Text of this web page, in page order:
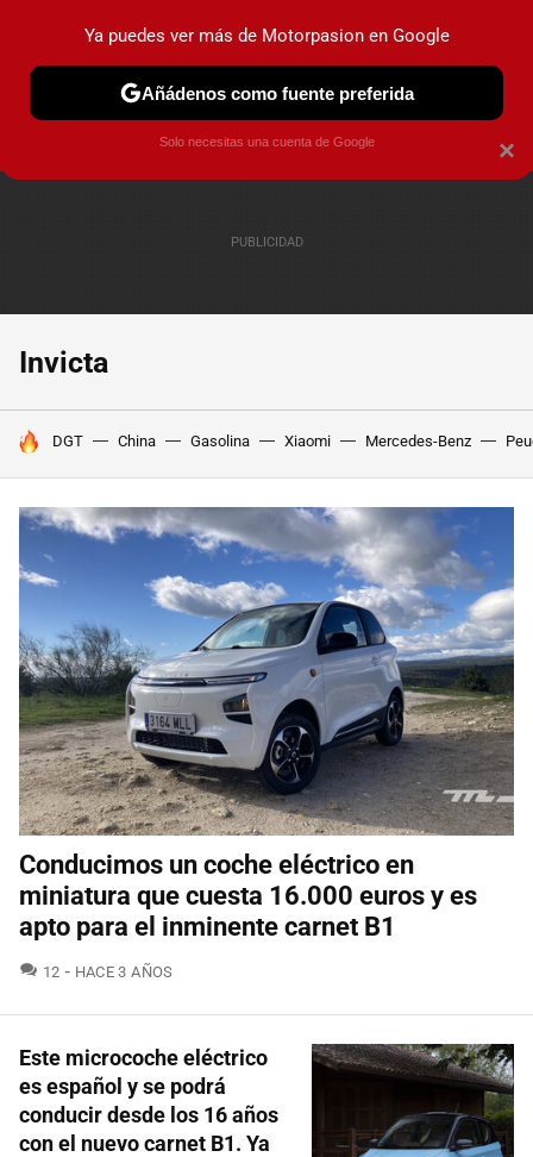
PRUEBAS COCHES ELÉCTRICOS OBSERVATORIO
Invicta
HOY SE HABLA DE
DGT China Gasolina Xiaomi Mercedes-Benz
Conducimos un coche eléctrico en
miniatura que cuesta 16.000 euros y es
apto para el inminente carnet B1
12 COMENTARIOS
HACE 3 AÑOS
Este microcoche eléctrico
es español y se podrá
conducir desde los 16 años
con el nuevo carnet B1. Ya
×
Ya puedes ver más de Motorpasion en Google
Añádenos como fuente preferida
Solo necesitas una cuenta de Google